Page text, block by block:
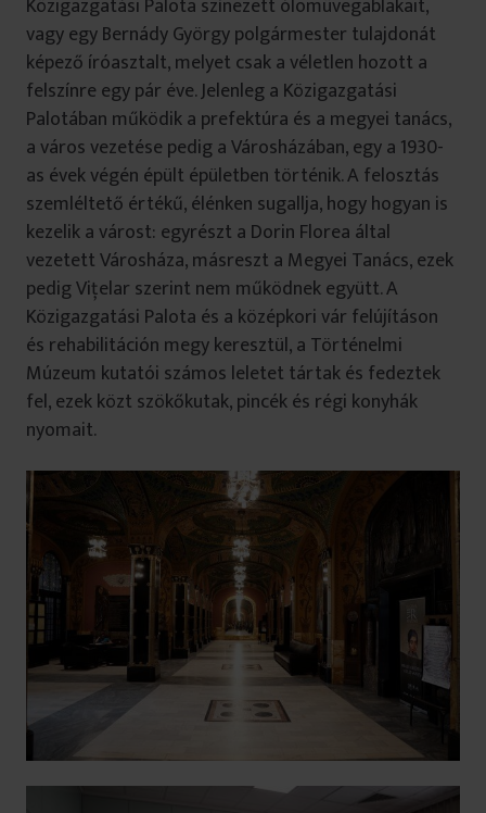
Közigazgatási Palota színezett ólomüvegablakait,
vagy egy Bernády György polgármester tulajdonát
képező íróasztalt, melyet csak a véletlen hozott a
felszínre egy pár éve. Jelenleg a Közigazgatási
Palotában működik a prefektúra és a megyei tanács,
a város vezetése pedig a Városházában, egy a 1930-
as évek végén épült épületben történik. A felosztás
szemléltető értékű, élénken sugallja, hogy hogyan is
kezelik a várost: egyrészt a Dorin Florea által
vezetett Városháza, másreszt a Megyei Tanács, ezek
pedig Viţelar szerint nem működnek együtt. A
Közigazgatási Palota és a középkori vár felújításon
és rehabilitáción megy keresztül, a Történelmi
Múzeum kutatói számos leletet tártak és fedeztek
fel, ezek közt szökőkutak, pincék és régi konyhák
nyomait.